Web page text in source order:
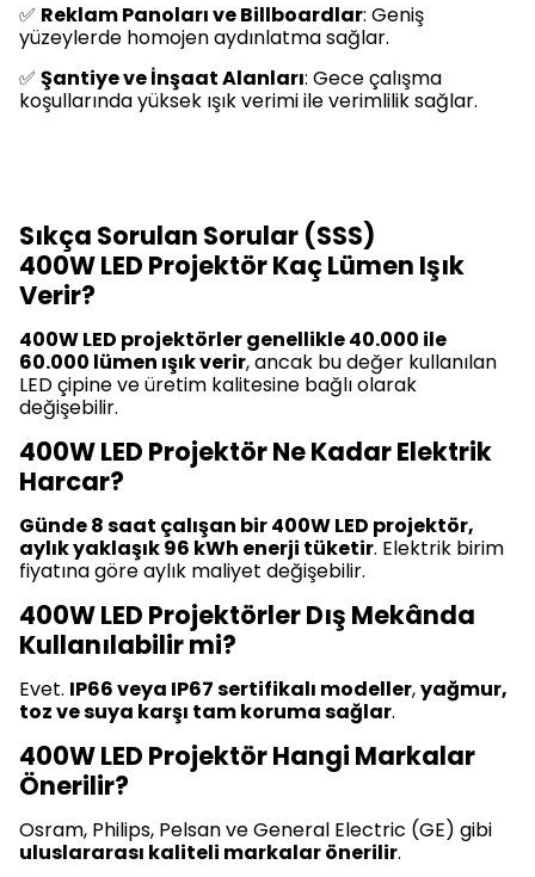
✅ Reklam Panoları ve Billboardlar: Geniş
yüzeylerde homojen aydınlatma sağlar.
✅ Şantiye ve İnşaat Alanları: Gece çalışma
koşullarında yüksek ışık verimi ile verimlilik sağlar.
Sıkça Sorulan Sorular (SSS)
400W LED Projektör Kaç Lümen Işık
Verir?
400W LED projektörler genellikle 40.000 ile
60.000 lümen ışık verir, ancak bu değer kullanılan
LED çipine ve üretim kalitesine bağlı olarak
değişebilir.
400W LED Projektör Ne Kadar Elektrik
Harcar?
Günde 8 saat çalışan bir 400W LED projektör,
aylık yaklaşık 96 kWh enerji tüketir. Elektrik birim
fiyatına göre aylık maliyet değişebilir.
400W LED Projektörler Dış Mekânda
Kullanılabilir mi?
Evet. IP66 veya IP67 sertifikalı modeller,yağmur,
toz ve suya karşı tam koruma sağlar.
400W LED Projektör Hangi Markalar
Önerilir?
Osram, Philips, Pelsan ve General Electric (GE) gibi
uluslararası kaliteli markalar önerilir.